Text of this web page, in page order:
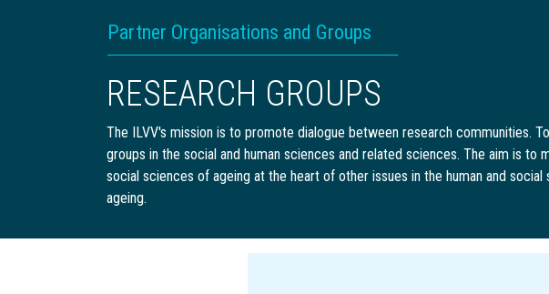
contextuelle
BREADCRUMB
Partner Organisations and Groups
RESEARCH GROUPS
The ILVV's mission is to promote dialogue between research communities.
groups in the social and human sciences and related sciences. The aim is to
social sciences of ageing at the heart of other issues in the human and
ageing.